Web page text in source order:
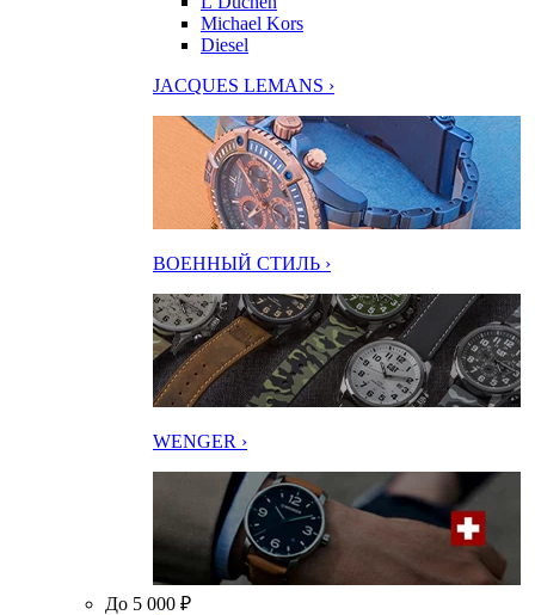
Michael Kors
Diesel
JACQUES LEMANS ›
ВОЕННЫЙ СТИЛЬ ›
WENGER ›
До 5 000 ₽